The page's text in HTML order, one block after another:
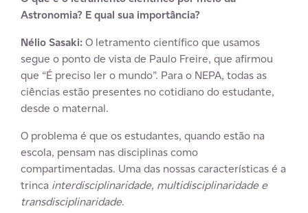
Astronomia? E qual sua importância?
Nélio Sasaki:O letramento científico que usamos
segue o ponto de vista de Paulo Freire, que afirmou
que “É preciso ler o mundo”. Para o NEPA, todas as
ciências estão presentes no cotidiano do estudante,
desde o maternal.
O problema é que os estudantes, quando estão na
escola, pensam nas disciplinas como
compartimentadas. Uma das nossas características é a
trinca interdisciplinaridade, multidisciplinaridade e
transdisciplinaridade.